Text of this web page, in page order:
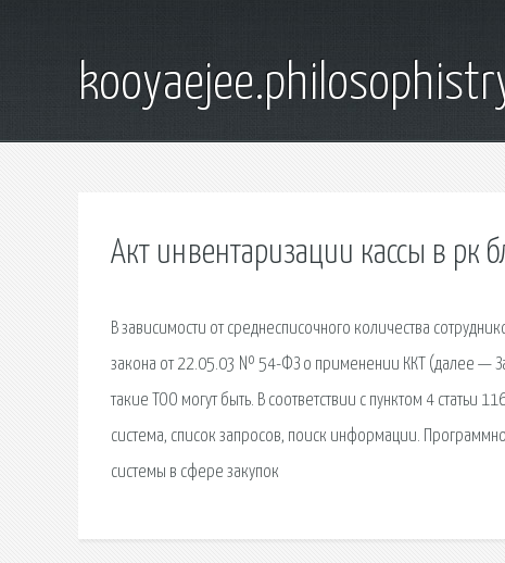
Акт инвентаризации кассы в рк
В зависимости от среднесписочного количества
закона от 22.05.03 № 54-ФЗ о применении ККТ (далее —
такие ТОО могут быть. В соответствии с пунктом 4 статьи
сиcтема, список запросов, поиск информации.
системы в сфере закупок